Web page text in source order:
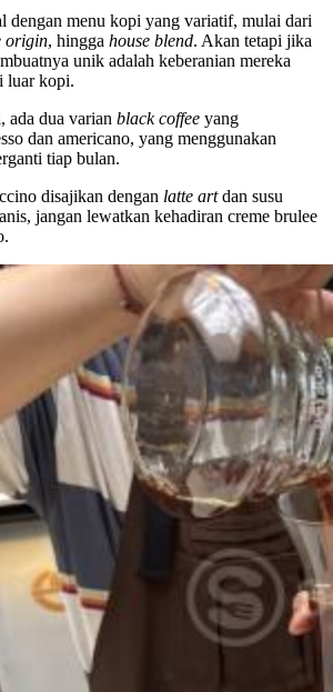
dengan menu kopi yang variatif, mulai dari
origin, hingga house blend. Akan tetapi jika
unik adalah keberanian mereka
luar kopi.
ada dua varian black coffee yang
dan americano, yang menggunakan
tiap bulan.
disajikan dengan latte artdan susu
jangan lewatkan kehadiran creme brulee